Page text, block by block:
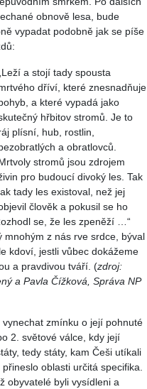
obnově lesa, bude
vypadat podobně jak se píše
„Leží a stojí tady spousta
dříví, které znesnadňuje
a které vypadá jako
hřbitov stromů. Je to
plísní, hub, rostlin,
a obratlovců.
stromů jsou zdrojem
pro budoucí divoký les. Tak
tady les existoval, než jej
člověk a pokusil se ho
se, že les zpeněží …“
mnohým z nás rve srdce, býval
kdoví, jestli vůbec dokážeme
a pravdivou tváří. (zdroj:
a Pavla Čížková, Správa NP
zmínku o její pohnuté
2. světové válce, kdy její
tedy státy, kam Češi utíkali
oblasti určitá specifika.
obyvatelé byli vysídleni a